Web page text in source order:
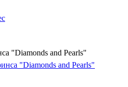
"Diamonds and Pearls"